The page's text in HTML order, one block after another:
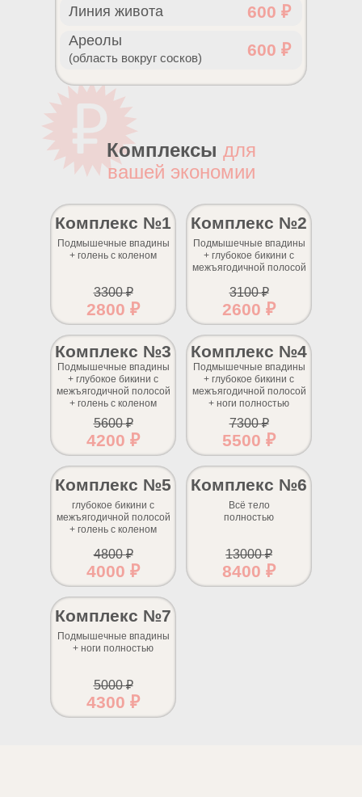
600 ₽
Линия живота
600 ₽
(область вокруг сосков)
Ареолы
4300 ₽
5000 ₽
Подмышечные впадины
+ ноги полностью
Комплекс №7
8400 ₽
13000 ₽
Всё тело
полностью
Комплекс №6
4000 ₽
4800 ₽
глубокое бикини с
межъягодичной полосой
+ голень с коленом
Комплекс №5
5500 ₽
7300 ₽
Подмышечные впадины
+ глубокое бикини с
межъягодичной полосой
+ ноги полностью
Комплекс №4
4200 ₽
5600 ₽
Подмышечные впадины
+ глубокое бикини с
межъягодичной полосой
+ голень с коленом
Комплекс №3
Комплексы для
вашей экономии
2600 ₽
3100 ₽
Подмышечные впадины
+ глубокое бикини с
межъягодичной полосой
Комплекс №2
2800 ₽
3300 ₽
Подмышечные впадины
+ голень с коленом
Комплекс №1